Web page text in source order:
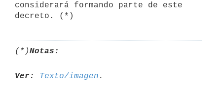
considerará formando parte de este
(*)Notas:
Ver: Texto/imagen